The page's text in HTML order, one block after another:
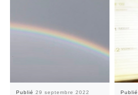
Publié 29 septembre 2022 Publié